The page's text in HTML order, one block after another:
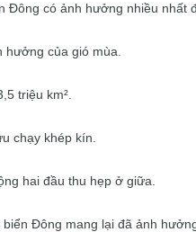
Đông có ảnh hưởng nhiều nhất
hưởng của gió mùa.
triệu km².
chạy khép kín.
hai đầu thu hẹp ở giữa.
Đông mang lại đã ảnh